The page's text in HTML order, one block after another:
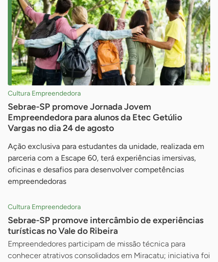
Cultura Empreendedora
Sebrae-SP promove Jornada Jovem
Empreendedora para alunos da Etec Getúlio
Vargas no dia 24 de agosto
Ação exclusiva para estudantes da unidade, realizada em
parceria com a Escape 60, terá experiências imersivas,
oficinas e desafios para desenvolver competências
empreendedoras
Cultura Empreendedora
Sebrae-SP promove intercâmbio de experiências
turísticas no Vale do Ribeira
Empreendedores participam de missão técnica para
conhecer atrativos consolidados em Miracatu; iniciativa foi